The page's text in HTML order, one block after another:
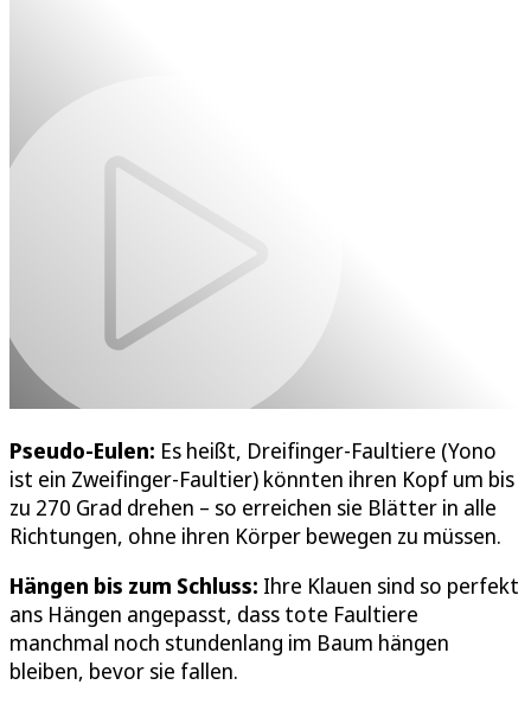
Pseudo-Eulen: Es heißt, Dreifinger-Faultiere (Yono
ist ein Zweifinger-Faultier) könnten ihren Kopf um bis
zu 270 Grad drehen – so erreichen sie Blätter in alle
Richtungen, ohne ihren Körper bewegen zu müssen.
Hängen bis zum Schluss: Ihre Klauen sind so perfekt
ans Hängen angepasst, dass tote Faultiere
manchmal noch stundenlang im Baum hängen
bleiben, bevor sie fallen.